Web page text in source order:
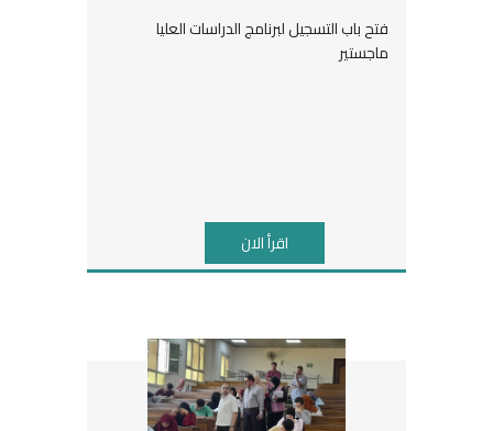
فتح باب التسجيل لبرنامج الدراسات العليا
ماجستير
اقرأ الان